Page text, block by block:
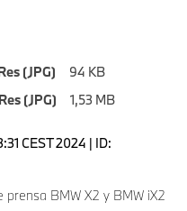
(JPG)
94 KB
(JPG)
1,53 MB
CEST 2024 | ID:
prensa BMW X2 y BMW iX2